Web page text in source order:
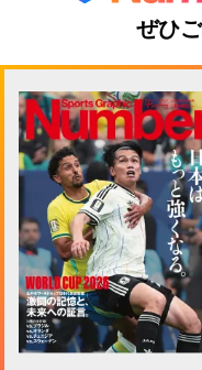
ぜひ